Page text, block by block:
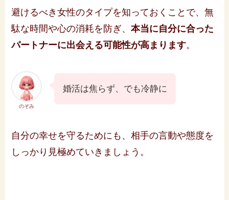
避けるべき女性のタイプを知っておくことで、無
駄な時間や心の消耗を防ぎ、本当に自分に合った
パートナーに出会える可能性が高まります。
のぞみ
婚活は焦らず、でも冷静に
自分の幸せを守るためにも、相手の言動や態度を
しっかり見極めていきましょう。